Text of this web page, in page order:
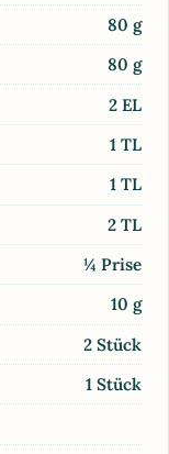
80 g
80 g
2 EL
1 TL
1 TL
2 TL
¼ Prise
10 g
2 Stück
1 Stück